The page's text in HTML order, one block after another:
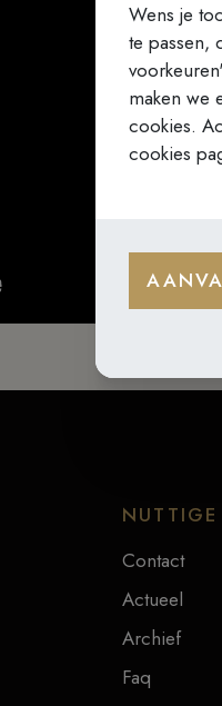
NUTTIGE
Contact
Actueel
Archief
Faq
Wens je
te passen,
maken we
cookies.
cookies